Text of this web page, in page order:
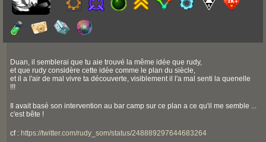
Duan, il semblerai que tu aie trouvé la même idée que rudy,
et que rudy considère cette idée comme le plan du siècle,
et il a l'air de mal vivre ta découverte, visiblement il l'a mal senti la quenelle
!!!
Il avait basé son intervention au bar camp sur ce plan a ce qu'il me semble ...
c'est bête !
cf : https://twitter.com/rudy_som/status/248889297644683264